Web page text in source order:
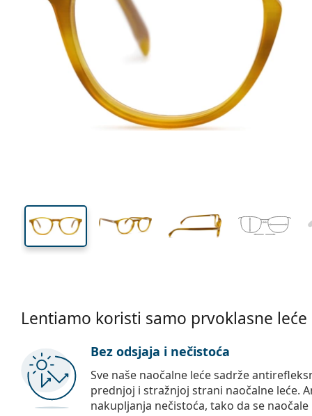
123 mm
Širina
41 mm
Visina leće
47 mm
Širina leće
Lentiamo koristi samo prvoklasne leće
Bez odsjaja i nečistoća
Sve naše naočalne leće sadrže
prednjoj i stražnjoj strani naočalne leće.
nakupljanja nečistoća, tako da se naočale